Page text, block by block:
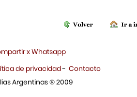
x Whatsapp
de privacidad- Contacto
Argentinas ® 2009